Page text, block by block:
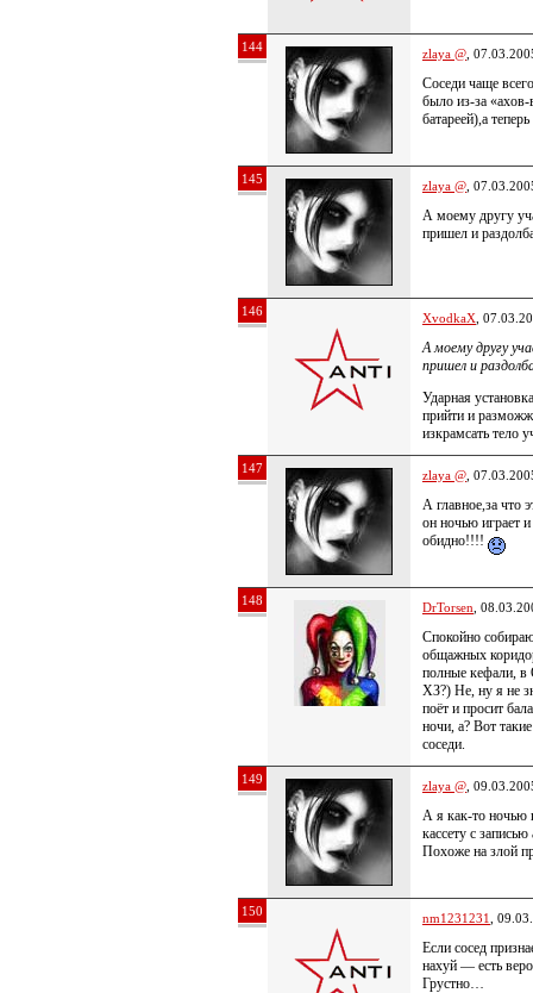
144 zlaya @ ,
Соседи чаще
было из-за
батареей),а
145 zlaya @ ,
А моему другу
пришел и
146 XvodkaX ,
А моему другу
пришел и
Ударная
прийти и
изкрамсать тело
147 zlaya @ ,
А главное,за что
он ночью играет и
обидно!!!!
148 DrTorsen ,
Спокойно
общажных
полные кефали, в
ХЗ?) Не, ну я не
поёт и просит
ночи, а? Вот
соседи.
149 zlaya @ ,
А я как-то ночью
кассету с
Похоже на злой
150 nm1231231 ,
Если сосед
нахуй — есть
Грустно…